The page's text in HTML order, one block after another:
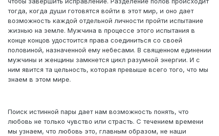
тогда, когда души готовятся войти в этот мир, и оно дает
возможность каждой отдельной личности пройти испытание
жизнью на земле. Мужчина в процессе этого испытания в
конце концов удостоится права соединиться со своей
половиной, назначенной ему небесами. В священном единении
мужчины и женщины замкнется цикл разумной энергии. И с
ним явится та цельность, которая превыше всего того, что мы
знаем в этом мире.
Поиск истинной пары дает нам возможность понять, что
любовь не только чувство или страсть. С течением времени
мы узнаем, что любовь это, главным образом, не наши